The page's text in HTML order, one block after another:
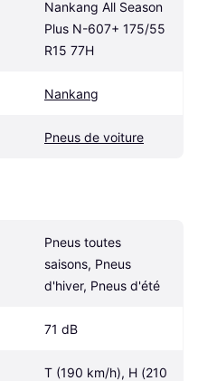
Nankang All Season
Plus N-607+ 175/55
R15 77H
Nankang
Pneus de voiture
Pneus toutes
saisons, Pneus
d'hiver, Pneus d'été
71 dB
T (190 km/h), H (210